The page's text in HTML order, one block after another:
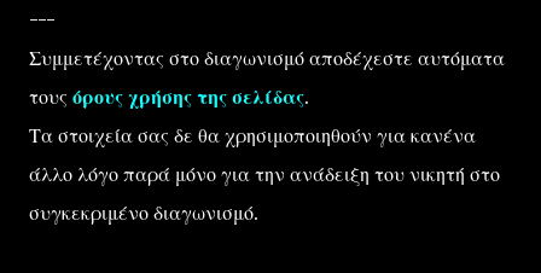
---
Συμμετέχοντας στο διαγωνισμό αποδέχεστε αυτόματα
τους όρους χρήσης της σελίδας.
Τα στοιχεία σας δε θα χρησιμοποιηθούν για κανένα
άλλο λόγο παρά μόνο για την ανάδειξη του νικητή στο
συγκεκριμένο διαγωνισμό.